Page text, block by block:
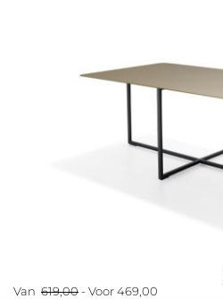
Van 619,00- Voor 469,00